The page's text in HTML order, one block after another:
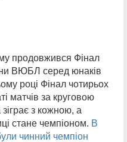
продовжився Фінал
ВЮБЛ серед юнаків
році Фінал чотирьох
матчів за круговою
з кожною, а
стане чемпіоном. В
чинний чемпіон